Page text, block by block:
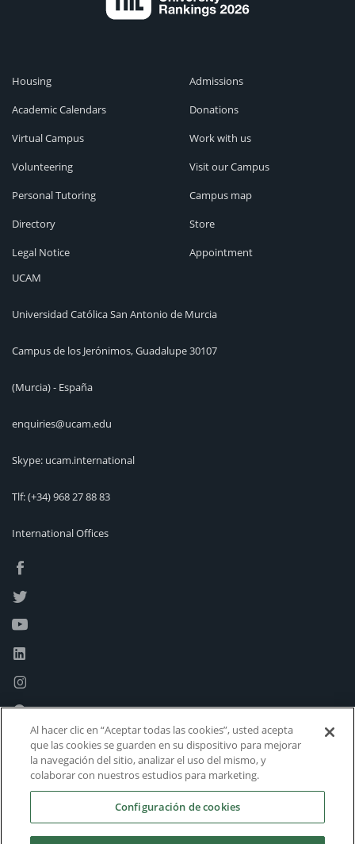
Housing
Academic Calendars
Virtual Campus
Volunteering
Personal Tutoring
Directory
Legal Notice
Admissions
Donations
Work with us
Visit our Campus
Campus map
Store
Appointment
UCAM
Universidad Católica San Antonio de Murcia
Campus de los Jerónimos, Guadalupe 30107
(Murcia) - España
enquiries@ucam.edu
Skype: ucam.international
Tlf:(+34) 968 27 88 83
International Offices
Al hacer clic en “Aceptar todas las cookies”, usted acepta
que las cookies se guarden en su dispositivo para mejorar
la navegación del sitio, analizar el uso del mismo, y
colaborar con nuestros estudios para marketing.
Configuración de cookies